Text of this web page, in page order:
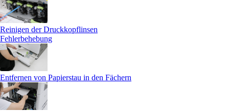
Reinigen der Druckkopflinsen
Fehlerbehebung
Entfernen von Papierstau in den Fächern